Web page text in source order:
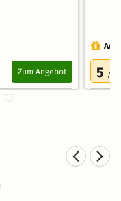
Zum Angebot 5 /5.0